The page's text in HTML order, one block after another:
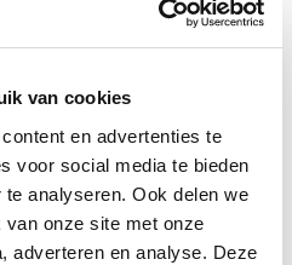
van cookies
en advertenties te
voor social media te bieden
analyseren. Ook delen we
onze site met onze
adverteren en analyse. Deze
BHV hesje geel
4,95